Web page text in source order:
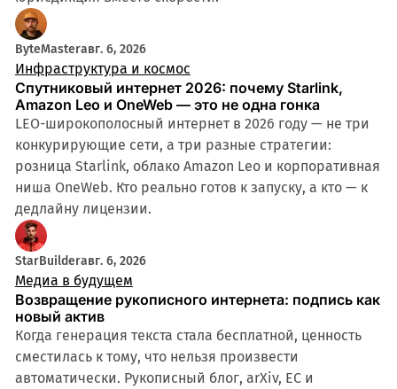
ByteMasterавг. 6, 2026
Инфраструктура и космос
Спутниковый интернет 2026: почему Starlink,
Amazon Leo и OneWeb — это не одна гонка
LEO-широкополосный интернет в 2026 году — не три
конкурирующие сети, а три разные стратегии:
розница Starlink, облако Amazon Leo и корпоративная
ниша OneWeb. Кто реально готов к запуску, а кто — к
дедлайну лицензии.
StarBuilderавг. 6, 2026
Медиа в будущем
Возвращение рукописного интернета: подпись как
новый актив
Когда генерация текста стала бесплатной, ценность
сместилась к тому, что нельзя произвести
автоматически. Рукописный блог, arXiv, ЕС и